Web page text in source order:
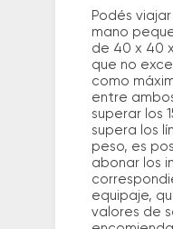
Podés
mano
de 40 x 40
que no
como
entre
superar los
supera los
peso, es
abonar los
equipaje,
valores de